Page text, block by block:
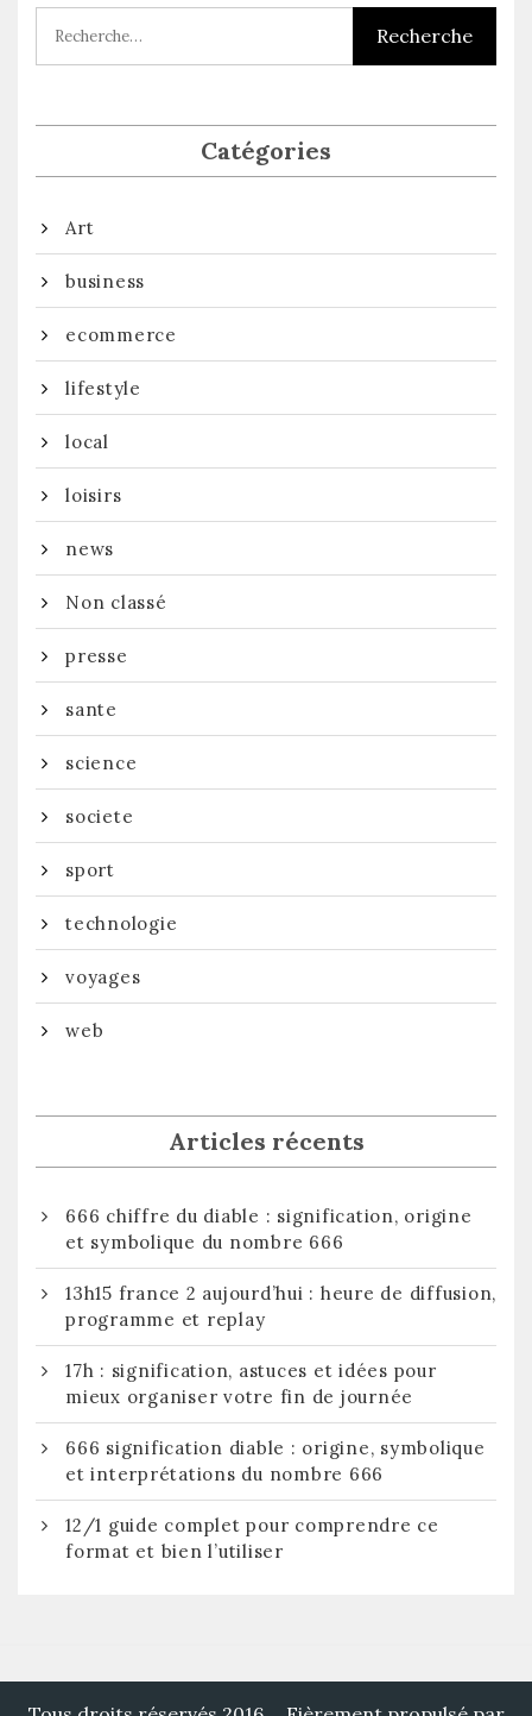
Catégories
Art
business
ecommerce
lifestyle
local
loisirs
news
Non classé
presse
sante
science
societe
sport
technologie
voyages
web
Articles récents
666 chiffre du diable : signification, origine
et symbolique du nombre 666
13h15 france 2 aujourd’hui : heure de diffusion,
programme et replay
17h : signification, astuces et idées pour
mieux organiser votre fin de journée
666 signification diable : origine, symbolique
et interprétations du nombre 666
12/1 guide complet pour comprendre ce
format et bien l’utiliser